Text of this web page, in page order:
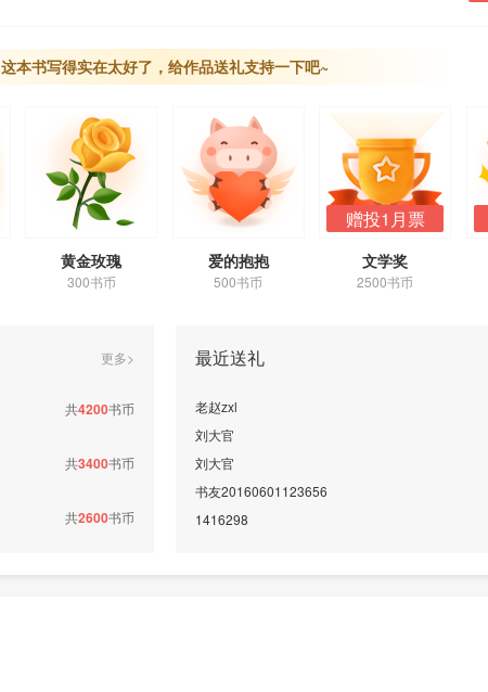
这本书写得实在太好了，给作品送礼支持一下吧~
黄金玫瑰
300书币
爱的抱抱
500书币
赠投1月票
文学奖
2500书币
更多>
共4200书币
共3400书币
共2600书币
最近送礼
老赵zxl
刘大官
刘大官
书友20160601123656
1416298